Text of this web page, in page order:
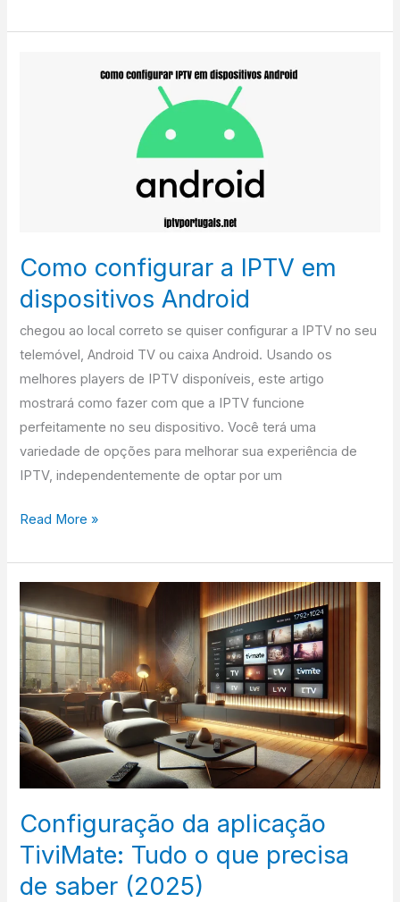
Como configurar a IPTV em
dispositivos Android
chegou ao local correto se quiser configurar a IPTV no seu
telemóvel, Android TV ou caixa Android. Usando os
melhores players de IPTV disponíveis, este artigo
mostrará como fazer com que a IPTV funcione
perfeitamente no seu dispositivo. Você terá uma
variedade de opções para melhorar sua experiência de
IPTV, independentemente de optar por um
Read More »
Configuração da aplicação
TiviMate: Tudo o que precisa
de saber (2025)
Configuração
da
aplicação
TiviMate:
Tudo
o
que
precisa
de
(2025)